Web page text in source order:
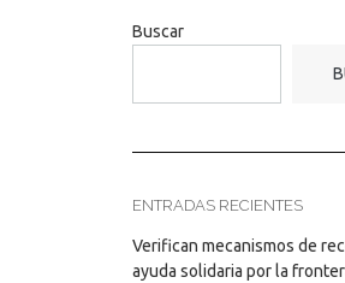
Buscar
ENTRADAS RECIENTES
Verifican mecanismos de
ayuda solidaria por la